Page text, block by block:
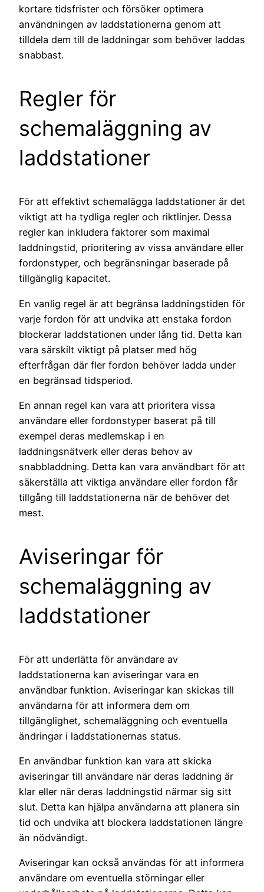
kortare tidsfrister och försöker optimera
användningen av laddstationerna genom att
tilldela dem till de laddningar som behöver laddas
snabbast.
Regler för
schemaläggning av
laddstationer
För att effektivt schemalägga laddstationer är det
viktigt att ha tydliga regler och riktlinjer. Dessa
regler kan inkludera faktorer som maximal
laddningstid, prioritering av vissa användare eller
fordonstyper, och begränsningar baserade på
tillgänglig kapacitet.
En vanlig regel är att begränsa laddningstiden för
varje fordon för att undvika att enstaka fordon
blockerar laddstationen under lång tid. Detta kan
vara särskilt viktigt på platser med hög
efterfrågan där fler fordon behöver ladda under
en begränsad tidsperiod.
En annan regel kan vara att prioritera vissa
användare eller fordonstyper baserat på till
exempel deras medlemskap i en
laddningsnätverk eller deras behov av
snabbladdning. Detta kan vara användbart för att
säkerställa att viktiga användare eller fordon får
tillgång till laddstationerna när de behöver det
mest.
Aviseringar för
schemaläggning av
laddstationer
För att underlätta för användare av
laddstationerna kan aviseringar vara en
användbar funktion. Aviseringar kan skickas till
användarna för att informera dem om
tillgänglighet, schemaläggning och eventuella
ändringar i laddstationernas status.
En användbar funktion kan vara att skicka
aviseringar till användare när deras laddning är
klar eller när deras laddningstid närmar sig sitt
slut. Detta kan hjälpa användarna att planera sin
tid och undvika att blockera laddstationen längre
än nödvändigt.
Aviseringar kan också användas för att informera
användare om eventuella störningar eller